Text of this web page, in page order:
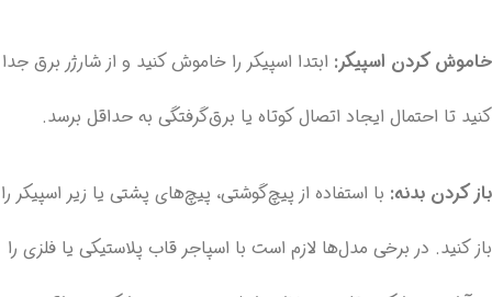
خاموش کردن اسپیکر: ابتدا اسپیکر را خاموش کنید و از شارژر برق جدا
کنید تا احتمال ایجاد اتصال کوتاه یا برق‌گرفتگی به حداقل برسد.
باز کردن بدنه: با استفاده از پیچ‌گوشتی، پیچ‌های پشتی یا زیر اسپیکر را
باز کنید. در برخی مدل‌ها لازم است با اسپاجر قاب پلاستیکی یا فلزی را